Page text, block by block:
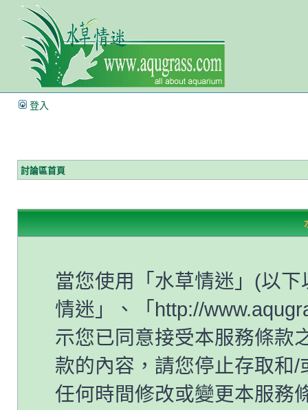
登入
討論區首頁
當您使用「水草情迷」(以
情迷」、「http://
示您已同意接受本服務條款
款的內容，請您停止存取和
任何時間修改或變更本服務